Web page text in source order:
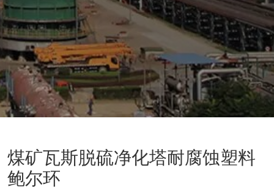
煤矿瓦斯脱硫净化塔耐腐蚀塑料
鲍尔环